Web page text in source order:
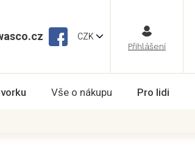
CZK
Vše o nákupu Pro lidi